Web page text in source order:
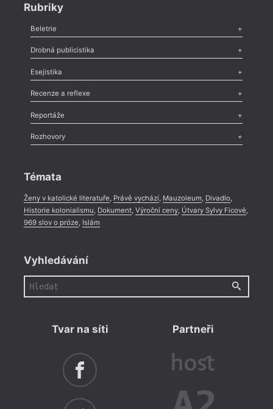
Rubriky
Beletrie
Poezie,Próza,Dokumenty
Drobná publicistika
Odlesk
Nekrolog,Glosa,Sloupek,Pozvánka,Literární soutěž,
Esejistika
Esej ,Pádlo,Úvaha
Recenze a reflexe
Recenze
Méně slov o próze,Celá rubrika
Reportáže
Literární zítřky
Celá rubrika
Rozhovory
Témata
Ženy v katolické literatuře, Právě vychází, Mauzoleum, Divadlo,
Historie kolonialismu, Dokument, Výroční ceny, Útvary Sylvy Ficové,
969 slov o próze, Islám
Vyhledávání
Tvar na síti Partneři